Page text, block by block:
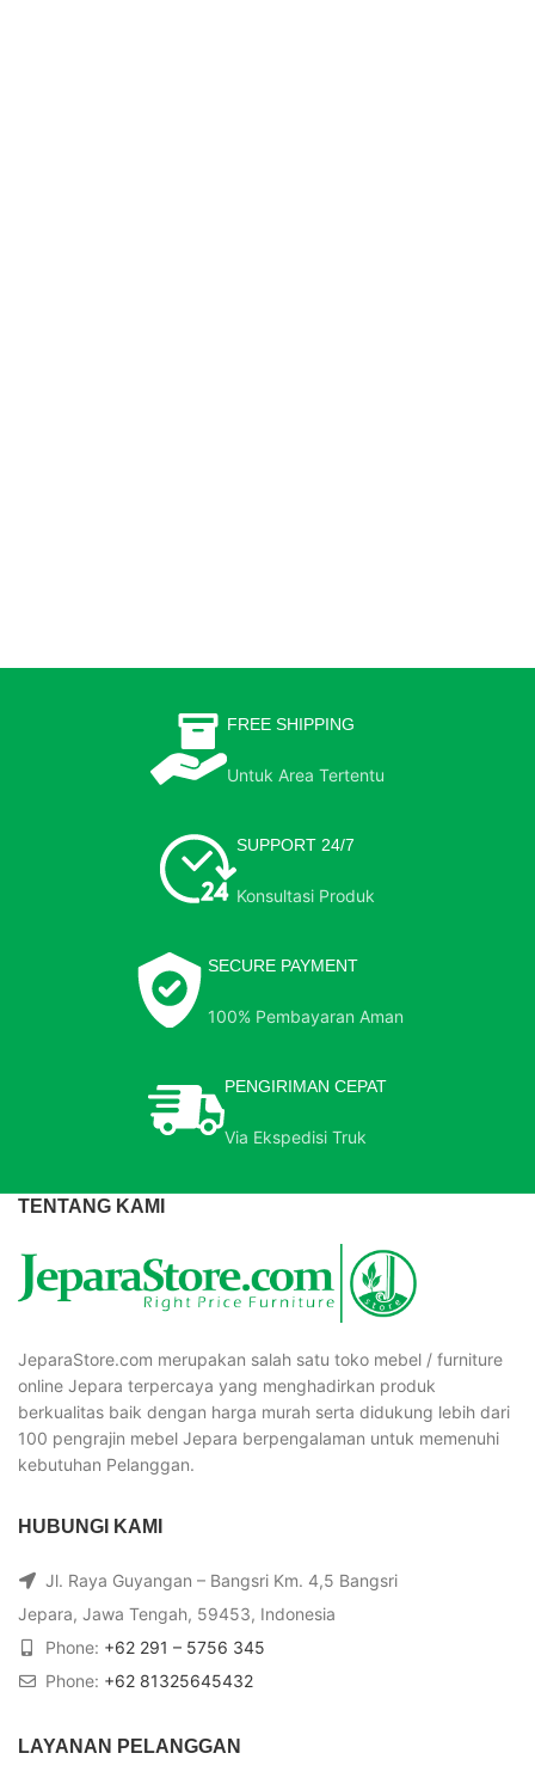
FREE SHIPPING
Untuk Area Tertentu
SUPPORT 24/7
Konsultasi Produk
SECURE PAYMENT
100% Pembayaran Aman
PENGIRIMAN CEPAT
Via Ekspedisi Truk
TENTANG KAMI
JeparaStore.com merupakan salah satu toko mebel / furniture
online Jepara terpercaya yang menghadirkan produk
berkualitas baik dengan harga murah serta didukung lebih dari
100 pengrajin mebel Jepara berpengalaman untuk memenuhi
kebutuhan Pelanggan.
HUBUNGI KAMI
Jl. Raya Guyangan – Bangsri Km. 4,5 Bangsri
Jepara, Jawa Tengah, 59453, Indonesia
Phone: +62 291 – 5756 345
Phone: +62 81325645432
LAYANAN PELANGGAN